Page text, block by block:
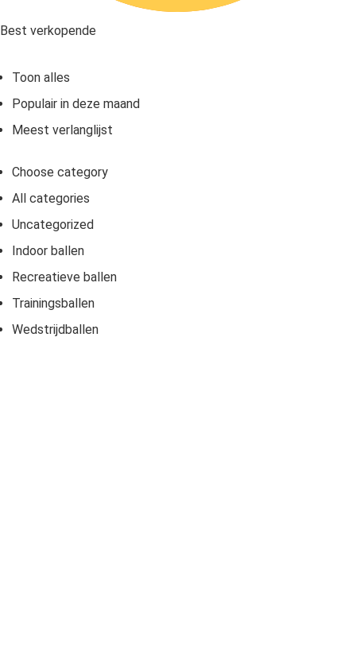
Best verkopende
Toon alles
Populair in deze maand
Meest verlanglijst
Choose category
All categories
Uncategorized
Indoor ballen
Recreatieve ballen
Trainingsballen
Wedstrijdballen